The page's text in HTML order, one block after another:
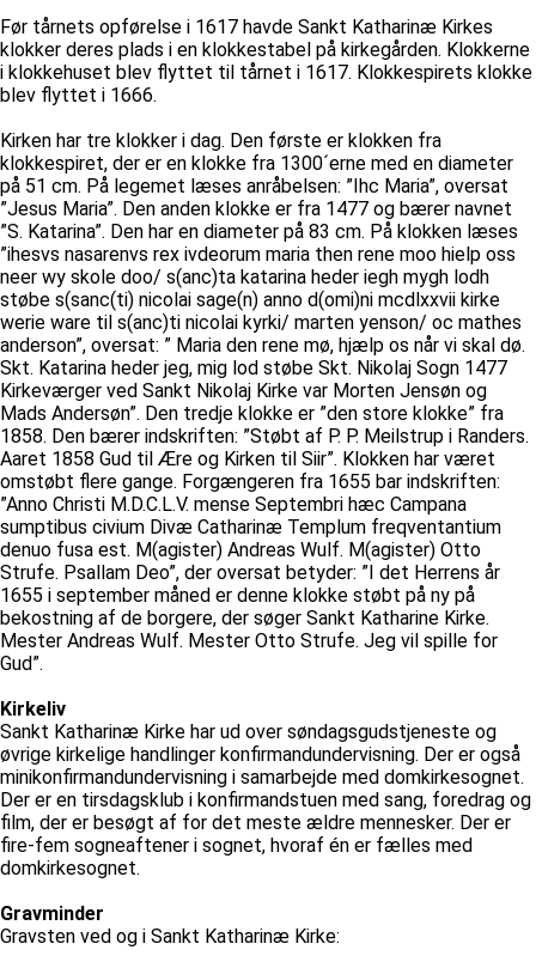
Før tårnets opførelse i 1617 havde Sankt Katharinæ Kirkes
klokker deres plads i en klokkestabel på kirkegården. Klokkerne
i klokkehuset blev flyttet til tårnet i 1617. Klokkespirets klokke
blev flyttet i 1666.
Kirken har tre klokker i dag. Den første er klokken fra
klokkespiret, der er en klokke fra 1300´erne med en diameter
på 51 cm. På legemet læses anråbelsen: ”Ihc Maria”, oversat
”Jesus Maria”. Den anden klokke er fra 1477 og bærer navnet
”S. Katarina”. Den har en diameter på 83 cm. På klokken læses
”ihesvs nasarenvs rex ivdeorum maria then rene moo hielp oss
neer wy skole doo/ s(anc)ta katarina heder iegh mygh lodh
støbe s(sanc(ti) nicolai sage(n) anno d(omi)ni mcdlxxvii kirke
werie ware til s(anc)ti nicolai kyrki/ marten yenson/ oc mathes
anderson”, oversat: ” Maria den rene mø, hjælp os når vi skal dø.
Skt. Katarina heder jeg, mig lod støbe Skt. Nikolaj Sogn 1477
Kirkeværger ved Sankt Nikolaj Kirke var Morten Jensøn og
Mads Andersøn”. Den tredje klokke er ”den store klokke” fra
1858. Den bærer indskriften: ”Støbt af P. P. Meilstrup i Randers.
Aaret 1858 Gud til Ære og Kirken til Siir”. Klokken har været
omstøbt flere gange. Forgængeren fra 1655 bar indskriften:
”Anno Christi M.D.C.L.V. mense Septembri hæc Campana
sumptibus civium Divæ Catharinæ Templum freqventantium
denuo fusa est. M(agister) Andreas Wulf. M(agister) Otto
Strufe. Psallam Deo”, der oversat betyder: ”I det Herrens år
1655 i september måned er denne klokke støbt på ny på
bekostning af de borgere, der søger Sankt Katharine Kirke.
Mester Andreas Wulf. Mester Otto Strufe. Jeg vil spille for
Gud”.
Kirkeliv
Sankt Katharinæ Kirke har ud over søndagsgudstjeneste og
øvrige kirkelige handlinger konfirmandundervisning. Der er også
minikonfirmandundervisning i samarbejde med domkirkesognet.
Der er en tirsdagsklub i konfirmandstuen med sang, foredrag og
film, der er besøgt af for det meste ældre mennesker. Der er
fire-fem sogneaftener i sognet, hvoraf én er fælles med
domkirkesognet.
Gravminder
Gravsten ved og i Sankt Katharinæ Kirke: